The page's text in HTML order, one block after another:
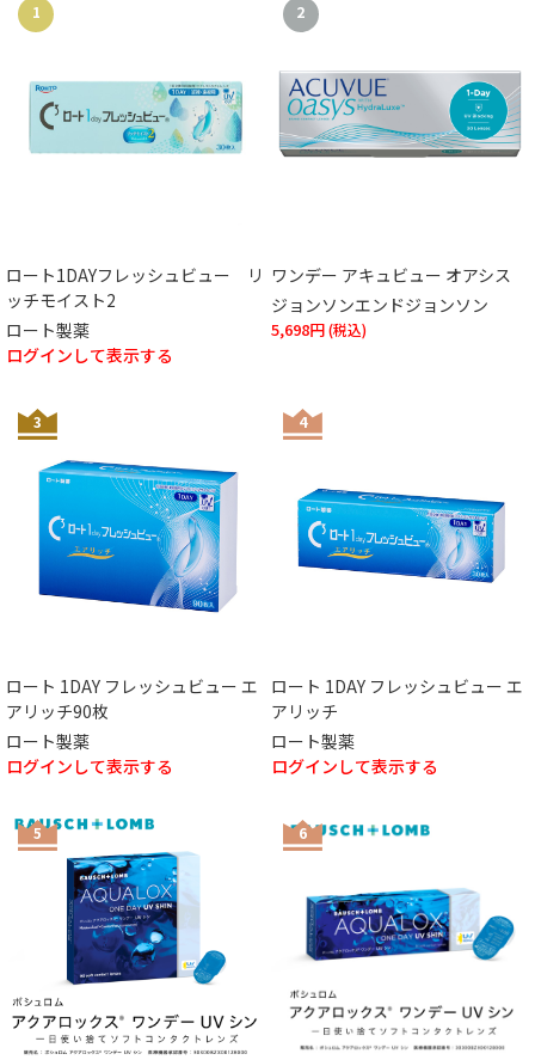
1
ロート1DAYフレッシュビュー リ
ッチモイスト2
ロート製薬
ログインして表示する
2
ワンデー アキュビュー オアシス
ジョンソンエンドジョンソン
5,698円
3
ロート 1DAY フレッシュビュー エ
アリッチ90枚
ロート製薬
ログインして表示する
4
ロート 1DAY フレッシュビュー エ
アリッチ
ロート製薬
ログインして表示する
5 6